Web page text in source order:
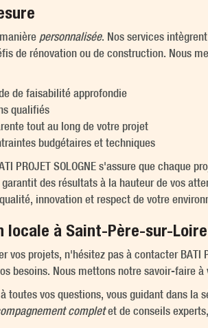
personnalisée. Nos services
de rénovation ou de construction. Nous
de faisabilité approfondie
qualifiés
tout au long de votre projet
budgétaires et techniques
PROJET SOLOGNE s'assure que chaque
des résultats à la hauteur de vos
innovation et respect de votre
locale à Saint-Père-sur-Loire
projets, n'hésitez pas à contacter BATI
besoins. Nous mettons notre savoir-
toutes vos questions, vous guidant dans
completet de conseils